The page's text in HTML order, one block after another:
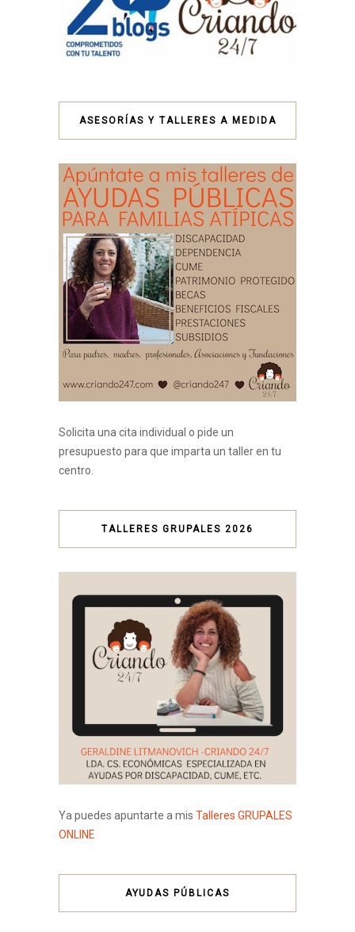
ASESORÍAS Y TALLERES A MEDIDA
Solicita una cita individual o pide un
presupuesto para que imparta un taller en tu
centro.
TALLERES GRUPALES 2026
Ya puedes apuntarte a mis Talleres GRUPALES
ONLINE
AYUDAS PÚBLICAS